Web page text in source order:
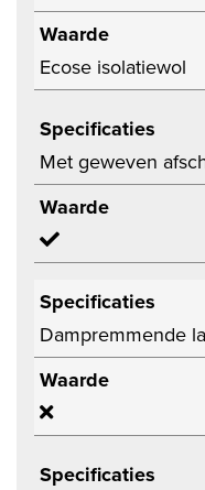
Waarde
Ecose isolatiewol
Specificaties
Met geweven
Waarde
Specificaties
Dampremmende
Waarde
Specificaties